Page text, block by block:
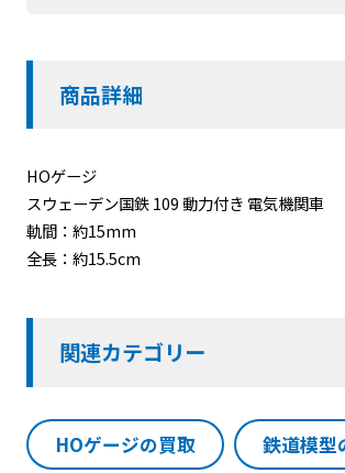
商品詳細
HOゲージ
スウェーデン国鉄 109 動力付き 電気機関車
軌間：約15mm
全長：約15.5cm
関連カテゴリー
HOゲージの買取 鉄道模型